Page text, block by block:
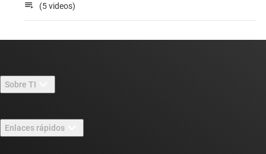
(5 videos)
Sobre TI
Carreras laborales
Enlaces rápidos